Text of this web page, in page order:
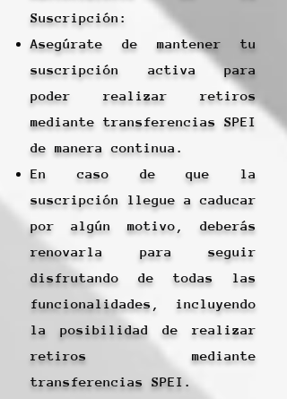
Suscripción:
Asegúrate de mantener tu
suscripción activa para
poder realizar retiros
mediante transferencias SPEI
de manera continua.
En caso de que la
suscripción llegue a caducar
por algún motivo, deberás
renovarla para seguir
disfrutando de todas las
funcionalidades, incluyendo
la posibilidad de realizar
retiros mediante
transferencias SPEI.